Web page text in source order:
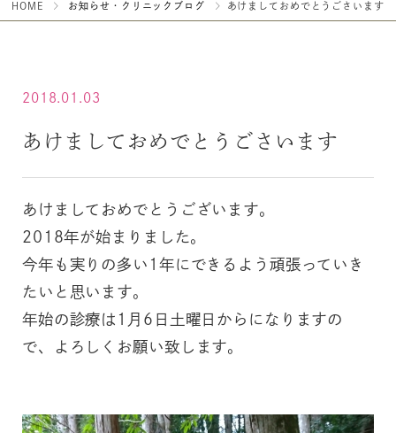
HOME お知らせ・クリニックブログ あけましておめでとうごさいます
2018.01.03
あけましておめでとうごさいます
あけましておめでとうございます。
2018年が始まりました。
今年も実りの多い1年にできるよう頑張っていき
たいと思います。
年始の診療は1月6日土曜日からになりますの
で、よろしくお願い致します。